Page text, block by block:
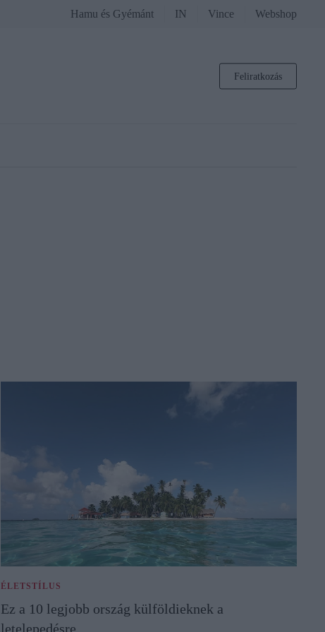
Hamu és Gyémánt IN Vince Webshop
Feliratkozás
ÉLETSTÍLUS
Ez a 10 legjobb ország külföldieknek a
letelepedésre